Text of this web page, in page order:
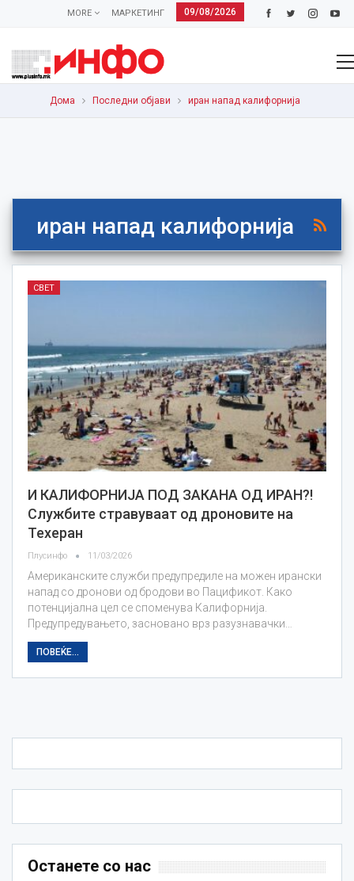
09/08/2026
МАРКЕТИНГ
MORE
Дома Последни објави иран напад калифорнија
иран напад калифорнија
СВЕТ
И КАЛИФОРНИЈА ПОД ЗАКАНА ОД ИРАН?!
Службите стравуваат од дроновите на
Техеран
Плусинфо 11/03/2026
Американските служби предупредиле на можен ирански
напад со дронови од бродови во Пацификот. Како
потенцијална цел се споменува Калифорнија.
Предупредувањето, засновано врз разузнавачки…
ПОВЕЌЕ...
Останете со нас